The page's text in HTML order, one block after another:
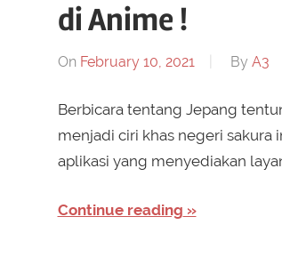
di Anime !
On February 10, 2021 By A3
Berbicara tentang Jepang
menjadi ciri khas negeri sakura
aplikasi yang menyediakan
Continue reading